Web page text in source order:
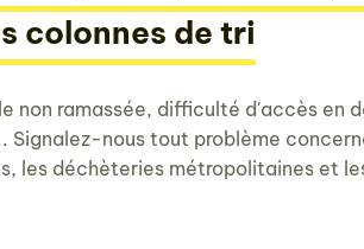
colonnes de tri
non ramassée, difficulté d'accès en
Signalez-nous tout problème
les déchèteries métropolitaines et